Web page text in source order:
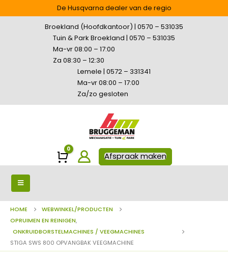
De Husqvarna dealer van de regio
Broekland (Hoofdkantoor) | 0570 – 531035
Tuin & Park Broekland | 0570 – 531035
Ma-vr 08:00 – 17:00
Za 08:30 – 12:30
Lemele | 0572 – 331341
Ma-vr 08:00 – 17:00
Za/zo gesloten
Winkelwagen
0
Afspraak maken
HOME
WEBWINKEL/PRODUCTEN
OPRUIMEN EN REINIGEN,
ONKRUIDBORSTELMACHINES / VEEGMACHINES
STIGA SWS 800 OPVANGBAK VEEGMACHINE